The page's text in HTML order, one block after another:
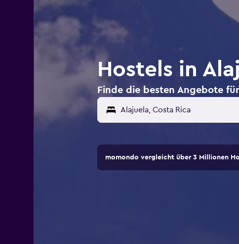
Hostels in
Finde die besten Angebote
momondo vergleicht über 3 Millionen